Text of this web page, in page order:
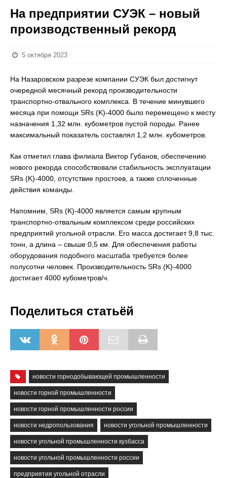
На предприятии СУЭК – новый
производственный рекорд
5 октября 2023
На Назаровском разрезе компании СУЭК был достигнут
очередной месячный рекорд производительности
транспортно-отвального комплекса. В течение минувшего
месяца при помощи SRs (K)-4000 было перемещено к месту
назначения 1,32 млн. кубометров пустой породы. Ранее
максимальный показатель составлял 1,2 млн. кубометров.
Как отметил глава филиала Виктор Губанов, обеспечению
нового рекорда способствовали стабильность эксплуатации
SRs (K)-4000, отсутствие простоев, а также сплоченные
действия команды.
Напомним, SRs (K)-4000 является самым крупным
транспортно-отвальным комплексом среди российских
предприятий угольной отрасли. Его масса достигает 9,8 тыс.
тонн, а длина – свыше 0,5 км. Для обеспечения работы
оборудования подобного масштаба требуется более
полусотни человек. Производительность SRs (K)-4000
достигает 4000 кубометров/ч.
Поделиться статьёй
новости горнодобывающей промышленности
новости горной промышленности
новости горной промышленности россии
новости недропользования новости угольной промышленности
новости угольной промышленности кузбасса
новости угольной промышленности россии
предприятия угольной отрасли